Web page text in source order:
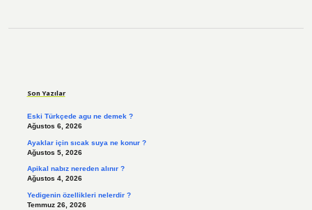
Son Yazılar
Eski Türkçede agu ne demek ?
Ağustos 6, 2026
Ayaklar için sıcak suya ne konur ?
Ağustos 5, 2026
Apikal nabız nereden alınır ?
Ağustos 4, 2026
Yedigenin özellikleri nelerdir ?
Temmuz 26, 2026